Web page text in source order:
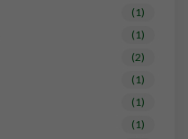
(1)
(1)
(2)
(1)
(1)
(1)